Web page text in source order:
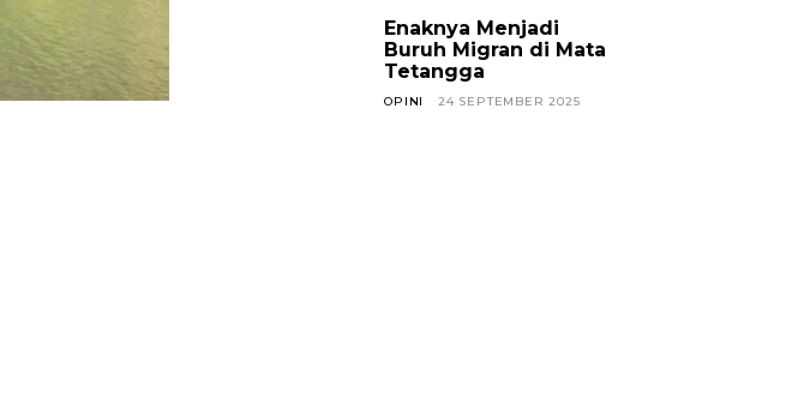
Enaknya Menjadi
Buruh Migran di Mata
Tetangga
OPINI 24 SEPTEMBER 2025